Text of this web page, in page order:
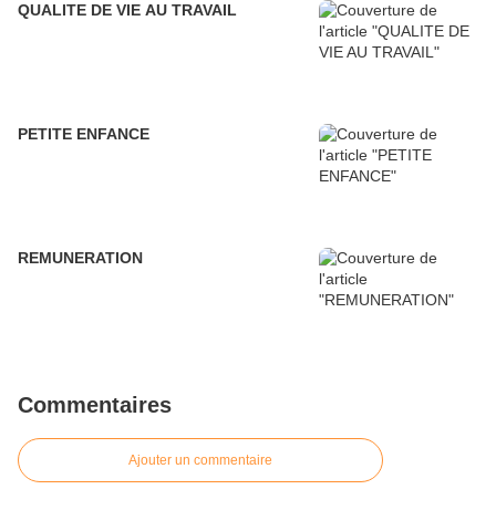
QUALITE DE VIE AU TRAVAIL
PETITE ENFANCE
REMUNERATION
Commentaires
Ajouter un commentaire